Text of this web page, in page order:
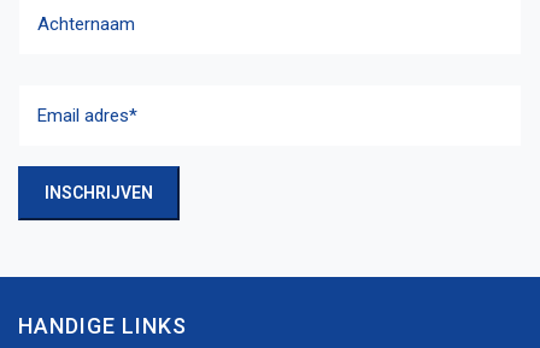
adres(Vereist)
INSCHRIJVEN
HANDIGE LINKS